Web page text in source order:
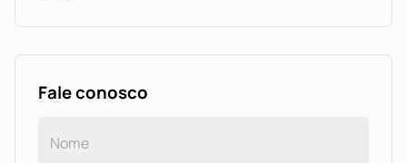
Fale conosco